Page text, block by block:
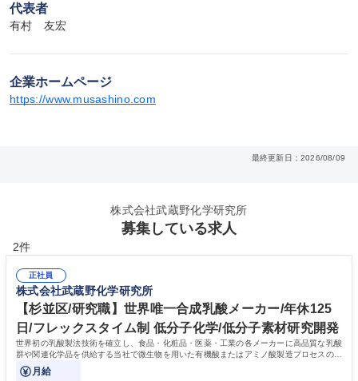
代表者
有村　友宏
企業ホームページ
https://www.musashino.com
最終更新日：2026/08/09
株式会社武蔵野化学研究所
募集している求人
2件
正社員
株式会社武蔵野化学研究所
【杉並区/研究職】世界唯一合成乳酸メーカー/年休125
日/フレックスタイム制 低分子化学/低分子素材研究開発
世界初の乳酸製法技術を確立し、食品・化粧品・医薬・工業の各メーカーに高品質な乳酸
群や関連化学品を供給する当社で微生物を用いた有機酸またはアミノ酸製造プロセスの開
発をお任せします。
月給